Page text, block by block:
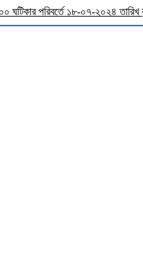
ঘটিকার পরিবর্তে ১৮-০৭-২০২৪